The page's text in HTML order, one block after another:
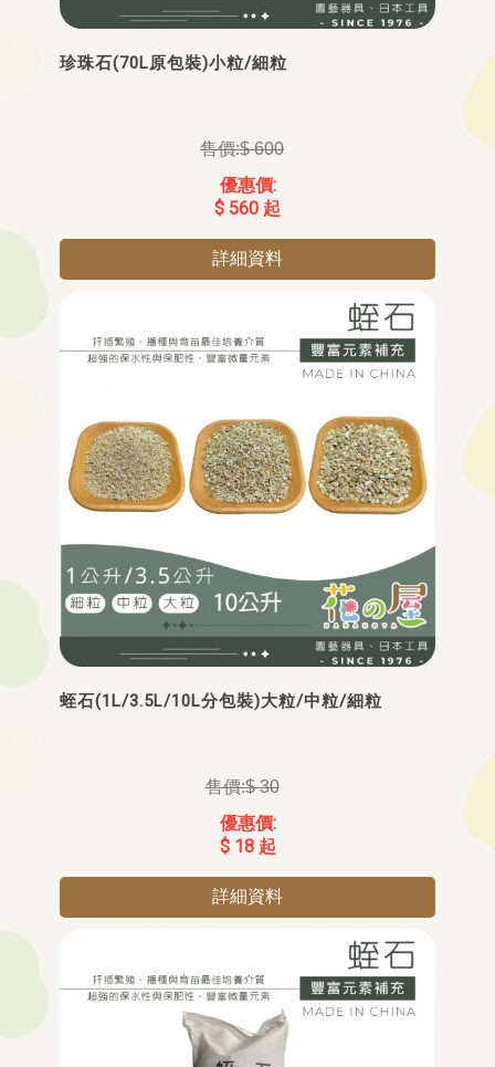
珍珠石(70L原包裝)小粒/細粒
$ 600
$ 560 起
詳細資料
蛭石(1L/3.5L/10L分包裝)大粒/中粒/細粒
$ 30
$ 18 起
詳細資料